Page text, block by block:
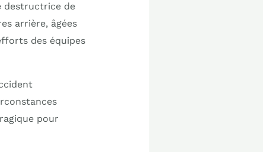
destructrice de
arrière, âgées
des équipes
pour